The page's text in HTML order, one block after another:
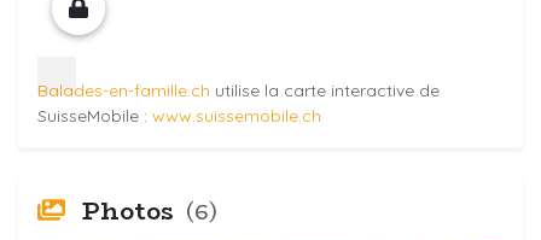
Balades-en-famille.ch utilise la carte interactive de
SuisseMobile : www.suissemobile.ch
Photos (6)